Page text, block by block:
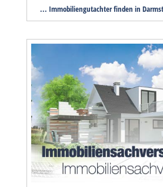
... Immobiliengutachter finden in